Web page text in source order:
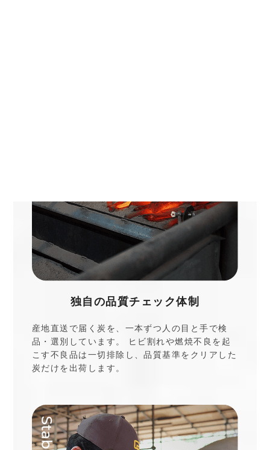
独自の品質チェック体制
産地直送で届く炭を、一本ずつ人の目と手で検
品・選別しています。 ヒビ割れや燃焼不良を起
こす不良品は一切排除し、品質基準をクリアした
炭だけを出荷します。